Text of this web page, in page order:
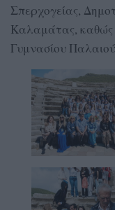
Σπερχογείας,
Καλαμάτας, καθώς
Γυμνασίου